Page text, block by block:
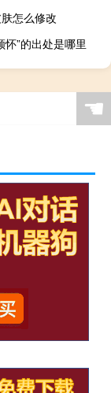
怎么修改
怀”的出处是哪里
☚